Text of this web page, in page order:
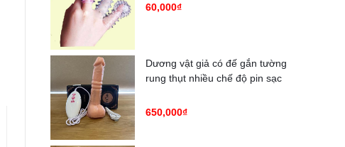
60,000₫
Dương vật giả có đế gắn tường
rung thụt nhiều chế độ pin sạc
650,000₫